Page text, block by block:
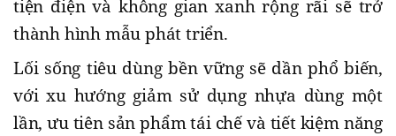
tiện điện và không gian xanh rộng rãi sẽ trở
thành hình mẫu phát triển.
Lối sống tiêu dùng bền vững sẽ dần phổ biến,
với xu hướng giảm sử dụng nhựa dùng một
lần, ưu tiên sản phẩm tái chế và tiết kiệm năng